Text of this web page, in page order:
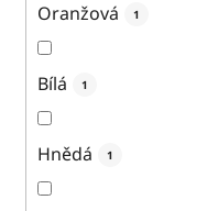
Oranžová 1
Bílá 1
Hnědá 1